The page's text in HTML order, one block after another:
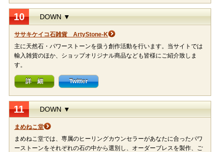
10 DOWN ▼
ササキケイコ石雑貨 ArtyStone-K
主に天然石・パワーストーンを扱う創作活動を行います。当サイトでは
輸入雑貨のほか、ショップオリジナル商品なども皆様にご紹介致しま
す。
詳 細 Twitter
11 DOWN ▼
まめねこ堂
まめねこ堂では、専属のヒーリングカウンセラーがあなたに合ったパワ
ーストーンをそれぞれの石の中から選別し、オーダーブレスを製作、ご